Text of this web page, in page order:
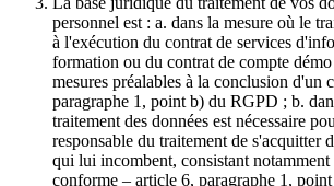
personnel est : a. dans la mesure où le
à l'exécution du contrat de services
formation ou du contrat de compte
mesures préalables à la conclusion d'un
paragraphe 1, point b) du RGPD ; b.
traitement des données est nécessaire
responsable du traitement de s'acquitter
qui lui incombent, consistant notamment
conforme – article 6, paragraphe 1,